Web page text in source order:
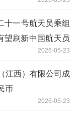
十一号航天员乘组
望刷新中国航天员
2026-05-23
江西）有限公司成
币
2026-05-23